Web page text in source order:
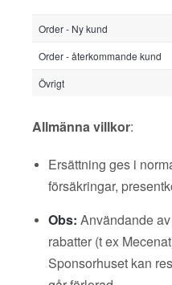
Order - Ny kund
Order - återkommande kund
Övrigt
Allmänna villkor:
Ersättning ges i
försäkringar,
Obs: Användande
rabatter (t ex
Sponsorhuset kan